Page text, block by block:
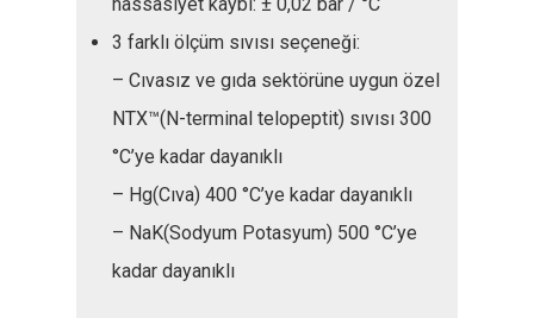
3 farklı ölçüm sıvısı seçeneği:
– Cıvasız ve gıda sektörüne uygun özel
NTX™(N-terminal telopeptit) sıvısı 300
°C’ye kadar dayanıklı
– Hg(Cıva) 400 °C’ye kadar dayanıklı
– NaK(Sodyum Potasyum) 500 °C’ye
kadar dayanıklı